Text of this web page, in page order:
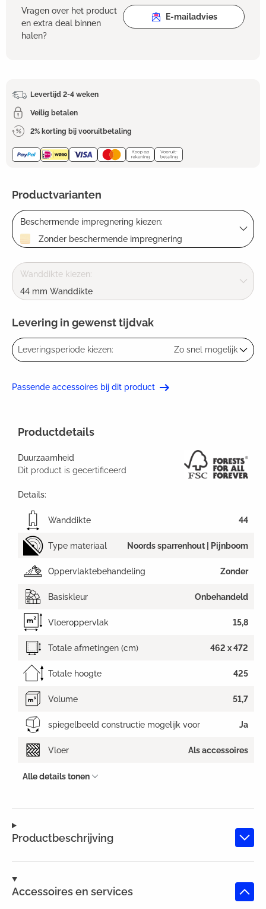
Vragen over het product
en extra deal binnen
halen?
E-mailadvies
Levertijd 2-4 weken
Veilig betalen
2% korting bij vooruitbetaling
Productvarianten
Beschermende impregnering kiezen:
Zonder beschermende impregnering
Wanddikte kiezen:
44 mm Wanddikte
Levering in gewenst tijdvak
Leveringsperiode kiezen: Zo snel mogelijk
Passende accessoires bij dit product
Productbeschrijving
Accessoires en services
Productdetails
Duurzaamheid
Dit product is gecertificeerd
Details:
Wanddikte 44
Type materiaal Noords sparrenhout | Pijnboom
Oppervlaktebehandeling Zonder
Basiskleur Onbehandeld
Vloeroppervlak 15,8
Totale afmetingen (cm) 462 x 472
Totale hoogte 425
Volume 51,7
spiegelbeeld constructie mogelijk voor Ja
Vloer Als accessoires
Alle details tonen